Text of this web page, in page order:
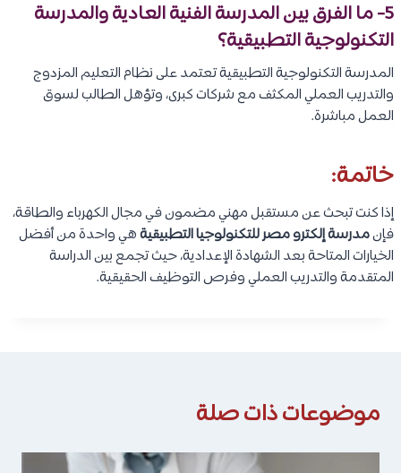
5- ما الفرق بين المدرسة الفنية العادية والمدرسة
التكنولوجية التطبيقية؟
المدرسة التكنولوجية التطبيقية تعتمد على نظام التعليم المزدوج
والتدريب العملي المكثف مع شركات كبرى، وتؤهل الطالب لسوق
العمل مباشرة.
خاتمة:
إذا كنت تبحث عن مستقبل مهني مضمون في مجال الكهرباء والطاقة،
فإنمدرسة إلكترو مصر للتكنولوجيا التطبيقيةهي واحدة من أفضل
الخيارات المتاحة بعد الشهادة الإعدادية، حيث تجمع بين الدراسة
المتقدمة والتدريب العملي وفرص التوظيف الحقيقية.
موضوعات ذات صلة